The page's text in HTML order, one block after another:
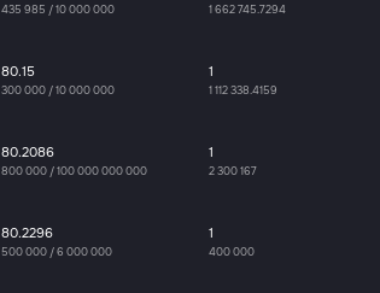
435 985 /10 000 000 1 662 745.7294
80.15
300 000 /10 000 000
1
1 112 338.4159
80.2086
800 000 /100 000 000 000
1
2 300 167
80.2296
500 000 /6 000 000
1
400 000